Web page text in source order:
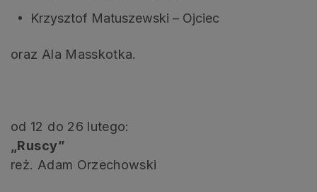
Krzysztof Matuszewski – Ojciec
oraz Ala Masskotka.
od 12 do 26 lutego:
„Ruscy”
reż. Adam Orzechowski